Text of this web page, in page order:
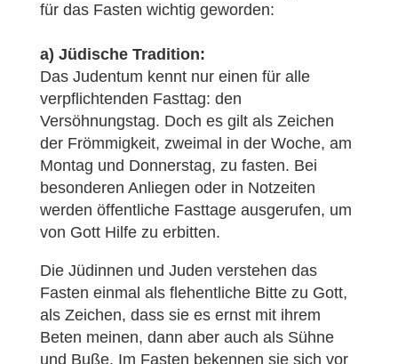
für das Fasten wichtig geworden:
a) Jüdische Tradition:
Das Judentum kennt nur einen für alle
verpflichtenden Fasttag: den
Versöhnungstag. Doch es gilt als Zeichen
der Frömmigkeit, zweimal in der Woche, am
Montag und Donnerstag, zu fasten. Bei
besonderen Anliegen oder in Notzeiten
werden öffentliche Fasttage ausgerufen, um
von Gott Hilfe zu erbitten.
Die Jüdinnen und Juden verstehen das
Fasten einmal als flehentliche Bitte zu Gott,
als Zeichen, dass sie es ernst mit ihrem
Beten meinen, dann aber auch als Sühne
und Buße. Im Fasten bekennen sie sich vor